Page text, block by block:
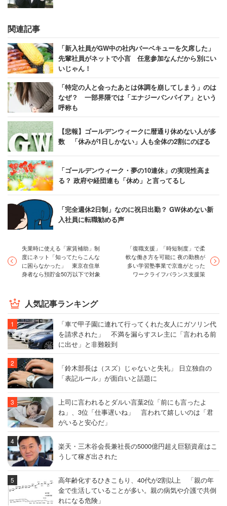
関連記事
「新入社員がGW中の社内バーベキューを欠席した」
先輩社員がネットで小言 任意参加なんだから別にい
いじゃん！
「特定の人と会ったあとは体調を崩してしまう」のは
なぜ？ 一部界隈では「エナジーバンパイア」という
呼称も
【悲報】ゴールデンウィークに暦通り休めない人が多
数 「休みが1日しかない」人も全体の2割にのぼる
「ゴールデンウィーク・夢の10連休」の実現性高ま
る？ 政府や経団連も「休め」と言ってるし
「完全週休2日制」なのに祝日出勤？ GW休めない新
入社員に転職勧める声
失業時に使える「家賃補助」制
度にネット「知ってたらこんな
に困らなかった」 東京在住単
身者なら預貯金50万以下で対象
「復職支援」「時短制度」で柔
軟な働き方を可能に 夜の勤務が
多い学習塾事業で京進がとった
ワークライフバランス支援策
人気記事ランキング
「車で甲子園に連れて行ってくれた友人にガソリン代
を請求された」 不満を漏らすスレ主に「言われる前
に出せ」と非難殺到
「鈴木部長は（スズ）じゃないと失礼」 日立独自の
「表記ルール」が面白いと話題に
上司に言われるとダルい言葉2位「前にも言ったよ
ね」、3位「仕事遅いね」 言われて嬉しいのは「君
がいると安心だ」
楽天・三木谷会長兼社長の5000億円超え巨額資産はこ
うして稼ぎ出された
高年齢化するひきこもり、40代が2割以上 「親の年
金で生活していることが多い。親の病気や介護で共倒
れになる危険」